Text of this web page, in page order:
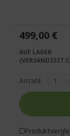
499,00 €
AUF LAGER
(VERSANDZEIT
Anzahl: